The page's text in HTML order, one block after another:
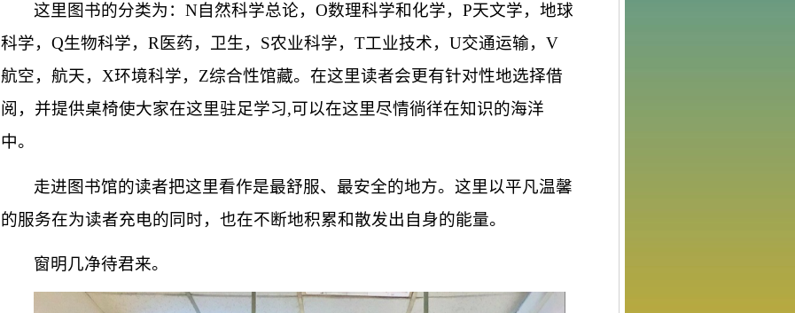
这里图书的分类为：N自然科学总论，O数理科学和化学，P天文学，地球
科学，Q生物科学，R医药，卫生，S农业科学，T工业技术，U交通运输，V
航空，航天，X环境科学，Z综合性馆藏。在这里读者会更有针对性地选择借
阅，并提供桌椅使大家在这里驻足学习,可以在这里尽情徜徉在知识的海洋
中。
走进图书馆的读者把这里看作是最舒服、最安全的地方。这里以平凡温馨
的服务在为读者充电的同时，也在不断地积累和散发出自身的能量。
窗明几净待君来。